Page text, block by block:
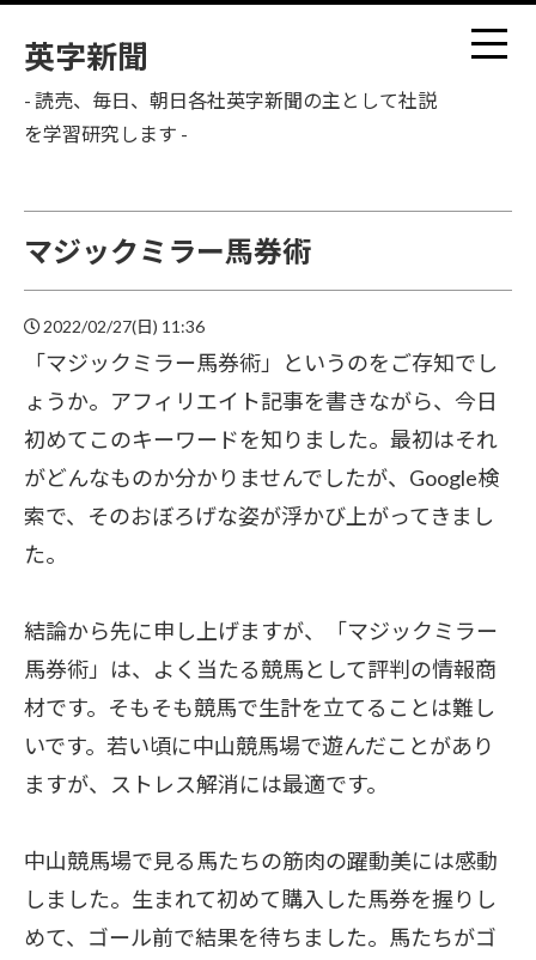
英字新聞
- 読売、毎日、朝日各社英字新聞の主として社説
を学習研究します -
マジックミラー馬券術
2022/02/27(日) 11:36
「マジックミラー馬券術」というのをご存知でし
ょうか。アフィリエイト記事を書きながら、今日
初めてこのキーワードを知りました。最初はそれ
がどんなものか分かりませんでしたが、Google検
索で、そのおぼろげな姿が浮かび上がってきまし
た。
結論から先に申し上げますが、「マジックミラー
馬券術」は、よく当たる競馬として評判の情報商
材です。そもそも競馬で生計を立てることは難し
いです。若い頃に中山競馬場で遊んだことがあり
ますが、ストレス解消には最適です。
中山競馬場で見る馬たちの筋肉の躍動美には感動
しました。生まれて初めて購入した馬券を握りし
めて、ゴール前で結果を待ちました。馬たちがゴ